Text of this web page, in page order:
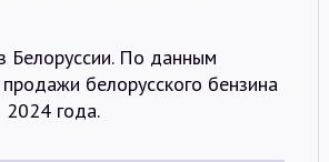
Белоруссии. По данным
белорусского бензина
2024 года.